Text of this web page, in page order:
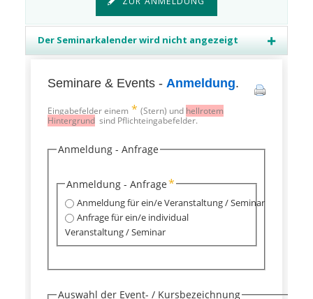
Der Seminarkalender wird nicht angezeigt